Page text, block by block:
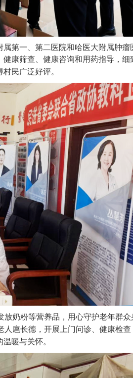
第一、第二医院和哈医大附属肿瘤
康筛查、健康咨询和用药指导，细
民广泛好评。
放奶粉等营养品，用心守护老年群众
人扈长德，开展上门问诊、健康检查
暖与关怀。